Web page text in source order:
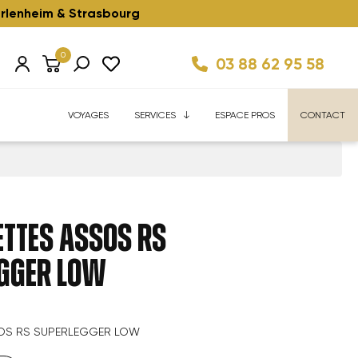
& Strasbourg
0 03 88 62 95 58
VOYAGES SERVICES ESPACE PROS CONTACT
ASSOS RS
LOW
RS SUPERLEGGER LOW